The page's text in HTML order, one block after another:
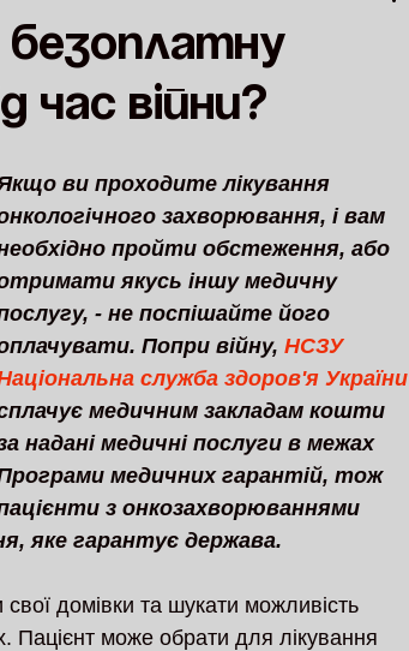
час війни?
ви проходите лікування
захворювання, і вам
пройти обстеження, або
якусь іншу медичну
- не поспішайте його
Попри війну, НСЗУ
служба здоров'я України
медичним закладам кошти
надані медичні послуги в межах
медичних гарантій, тож
з онкозахворюваннями
яке гарантує держава.
свої домівки та шукати можливість
Пацієнт може обрати для лікування